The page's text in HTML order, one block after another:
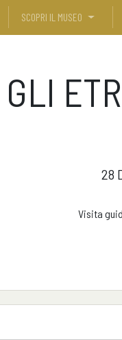
SCOPRI IL MUSEO
28
Visita